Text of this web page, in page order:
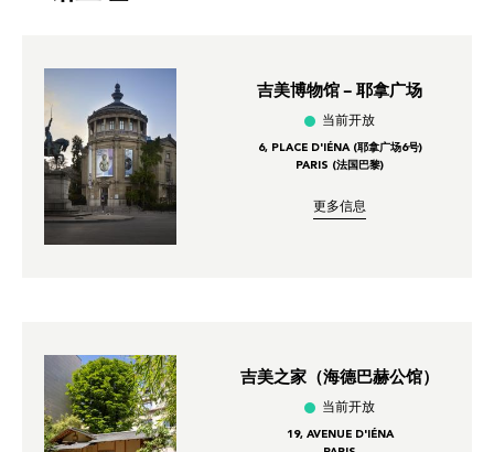
吉美博物馆 – 耶拿广场
当前开放
6, PLACE D'IÉNA (耶拿广场6号)
PARIS (法国巴黎)
更多信息
吉美之家（海德巴赫公馆）
当前开放
19, AVENUE D'IÉNA